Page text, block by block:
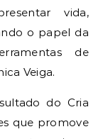
vida,
o papel da
de
Veiga.
do Cria
que promove